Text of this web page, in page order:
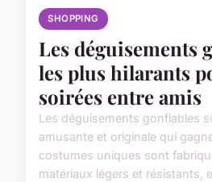
SHOPPING
Les déguisements
les plus hilarants
soirées entre amis
Les déguisements gonflables
amusante et originale qui
costumes uniques sont
matériaux légers et résistants,